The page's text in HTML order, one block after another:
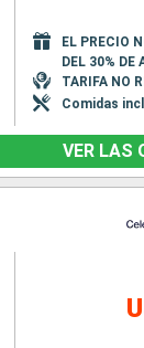
EL PRECIO
DEL 30% DE
TARIFA NO
Comidas
VER LAS